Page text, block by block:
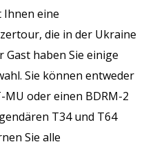
eine
die in der Ukraine
haben Sie einige
Sie können entweder
MU oder einen BDRM-2
T34 und T64
Sie alle